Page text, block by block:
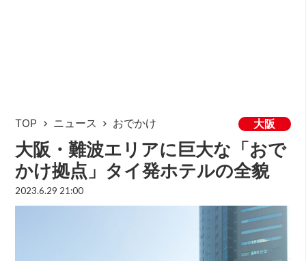
TOP ニュース おでかけ 大阪
大阪・難波エリアに巨大な「おで
かけ拠点」タイ発ホテルの全貌
2023.6.29 21:00